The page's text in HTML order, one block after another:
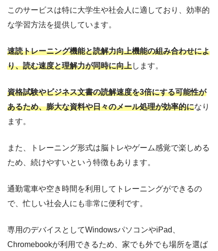
このサービスは特に大学生や社会人に適しており、効率的
な学習方法を提供しています。
速読トレーニング機能と読解力向上機能の組み合わせによ
り、読む速度と理解力が同時に向上します。
資格試験やビジネス文書の読解速度を3倍にする可能性が
あるため、膨大な資料や日々のメール処理が効率的になり
ます。
また、トレーニング形式は脳トレやゲーム感覚で楽しめる
ため、続けやすいという特徴もあります。
通勤電車や空き時間を利用してトレーニングができるの
で、忙しい社会人にも非常に便利です。
専用のデバイスとしてWindowsパソコンやiPad、
Chromebookが利用できるため、家でも外でも場所を選ば